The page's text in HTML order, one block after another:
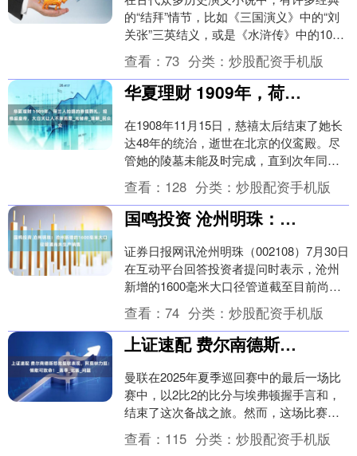
的“结拜”情节，比如《三国演义》中的“刘
关张”三英结义，或是《水浒传》中的108
位好汉共誓结拜。这些桥段深植人心，成
为了英雄....
查看： 73 分类： 炒股配资手机版
华夏理财 1909年，荷兰人拍摄的慈禧葬礼，规格超皇帝，大白天让人不寒而栗_光绪帝_清朝_民众
在1908年11月15日，慈禧太后结束了她长
达48年的统治，逝世在北京的仪鸾殿。尽
管她的陵墓未能及时完成，直到次年同日
才得以安葬。北京，这座古老的城市，见
证了慈....
查看： 128 分类： 炒股配资手机版
国鸣投资 沧州明珠：沧州新增的1600毫米大口径管道尚未生产销售
证券日报网讯沧州明珠（002108）7月30日
在互动平台回答投资者提问时表示，沧州
新增的1600毫米大口径管道截至目前尚未
生产销售。....
查看： 74 分类： 炒股配资手机版
上证速配 费尔南德斯怒批曼联表现，阿莫林力挺：懒散可致命！_赛季_比赛_问题
曼联在2025年夏季巡回赛中的最后一场比
赛中，以2比2的比分与埃弗顿握手言和，
结束了这次备战之旅。然而，这场比赛却
让主教练阿莫林和队长费尔南德斯不得不
直面球队存....
查看： 115 分类： 炒股配资手机版